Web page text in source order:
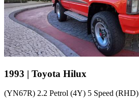
1993 | Toyota Hilux
(YN67R) 2.2 Petrol (4Y) 5 Speed (RHD)